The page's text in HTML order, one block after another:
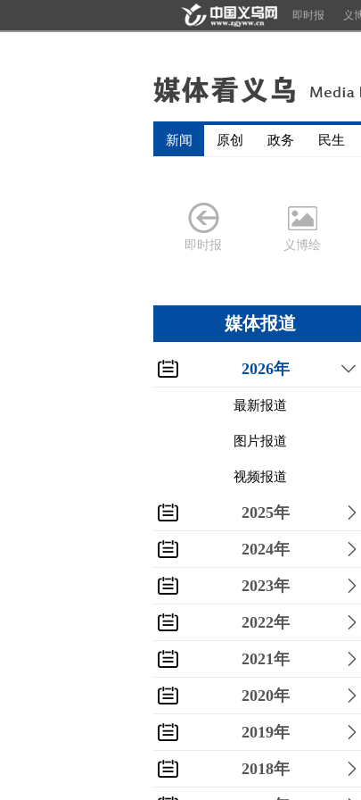
即时报 义
新闻 原创 政务 民生
即时报 义博绘
媒体报道
2026年
最新报道
图片报道
视频报道
2025年
2024年
2023年
2022年
2021年
2020年
2019年
2018年